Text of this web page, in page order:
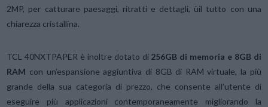
2MP, per catturare paesaggi, ritratti e dettagli, ùil tutto con una
chiarezza cristallina.
TCL 40NXTPAPER è inoltre dotato di 256GB di memoria e 8GB di
RAM con un’espansione aggiuntiva di 8GB di RAM virtuale, la più
grande della sua categoria di prezzo, che consente all’utente di
eseguire più applicazioni contemporaneamente migliorando la